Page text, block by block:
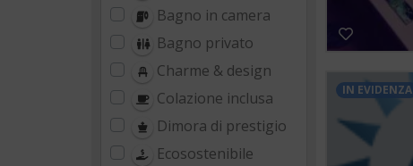
IN EVIDENZA
Bagno in camera
Bagno privato
Charme & design
Colazione inclusa
Dimora di prestigio
Ecosostenibile